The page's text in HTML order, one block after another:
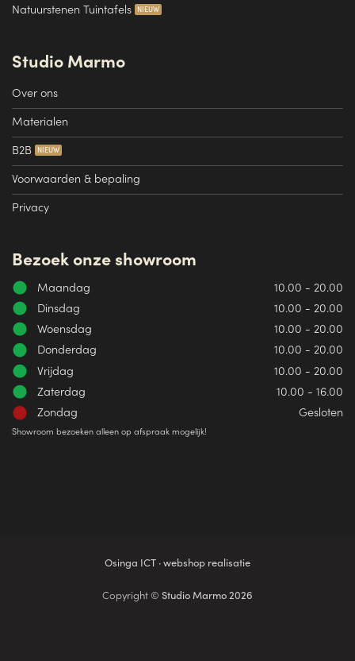
Natuurstenen Tuintafels
Studio Marmo
Over ons
Materialen
B2B
Voorwaarden & bepaling
Privacy
Bezoek onze showroom
Maandag
10.00 - 20.00
Dinsdag
10.00 - 20.00
Woensdag
10.00 - 20.00
Donderdag
10.00 - 20.00
Vrijdag
10.00 - 20.00
Zaterdag
10.00 - 16.00
Zondag
Gesloten
Showroom bezoeken alleen op afspraak mogelijk!
Osinga ICT · webshop realisatie
Copyright © Studio Marmo 2026